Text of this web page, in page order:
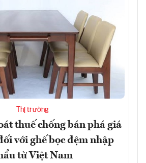
Thị trường
thuế chống bán phá giá
với ghế bọc đệm nhập
từ Việt Nam